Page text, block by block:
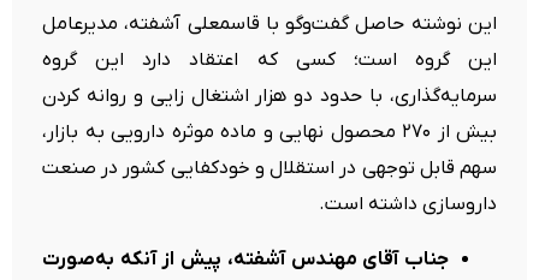
این نوشته حاصل گفت‌وگو با قاسمعلی آشفته، مدیرعامل
این گروه است؛ کسی که اعتقاد دارد این گروه
سرمایه‌گذاری، با حدود دو هزار اشتغال زایی و روانه کردن
بیش از ۲۷۰ محصول نهایی و ماده موثره دارویی به بازار،
سهم قابل توجهی در استقلال و خودکفایی کشور در صنعت
داروسازی داشته است.
جناب آقای مهندس آشفته، پیش از آنکه به‌صورت